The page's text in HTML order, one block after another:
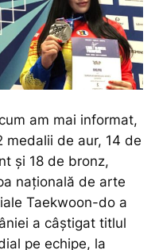
am mai informat,
medalii de aur, 14 de
și 18 de bronz,
națională de arte
Taekwoon-do a
a câștigat titlul
pe echipe, la